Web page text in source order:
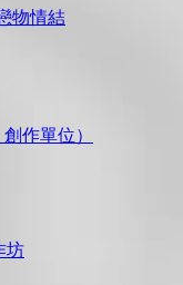
物情結
作單位）
坊